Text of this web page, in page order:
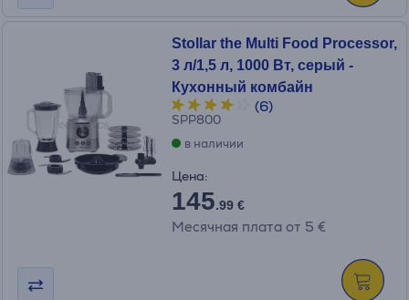
Stollar the Multi Food Processor,
3 л/1,5 л, 1000 Вт, серый -
Кухонный комбайн
(6)
SPP800
в наличии
Цена:
145.99 €
Месячная плата от 5 €